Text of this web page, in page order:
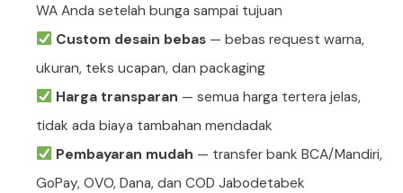
WA Anda setelah bunga sampai tujuan
Custom desain bebas— bebas request warna,
ukuran, teks ucapan, dan packaging
Harga transparan — semua harga tertera jelas,
tidak ada biaya tambahan mendadak
Pembayaran mudah — transfer bank BCA/Mandiri,
GoPay, OVO, Dana, dan COD Jabodetabek